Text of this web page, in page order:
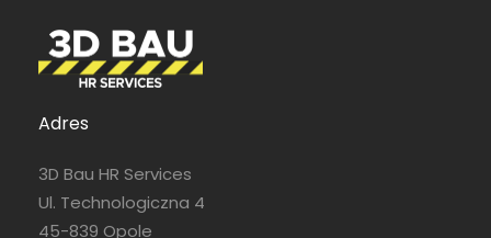
Adres
3D Bau HR Services
Ul. Technologiczna 4
45-839 Opole